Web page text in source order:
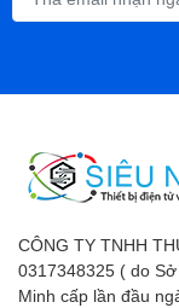
CÔNG TY TNHH
0317348325 ( do
Minh cấp lần đầu